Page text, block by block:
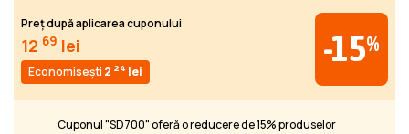
Preț după aplicarea cuponului
12 69 lei
Economisești 2 24 lei
-15%
Cuponul "SD700" oferă o reducere de 15% produselor